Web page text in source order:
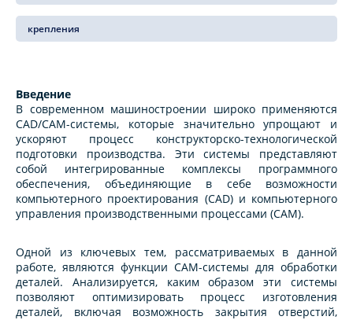
крепления
Введение
В современном машиностроении широко применяются
CAD/CAM-системы, которые значительно упрощают и
ускоряют процесс конструкторско-технологической
подготовки производства. Эти системы представляют
собой интегрированные комплексы программного
обеспечения, объединяющие в себе возможности
компьютерного проектирования (CAD) и компьютерного
управления производственными процессами (CAM).
Одной из ключевых тем, рассматриваемых в данной
работе, являются функции CAM-системы для обработки
деталей. Анализируется, каким образом эти системы
позволяют оптимизировать процесс изготовления
деталей, включая возможность закрытия отверстий,